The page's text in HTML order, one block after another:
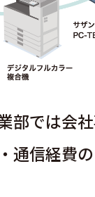
部では会
通信経費